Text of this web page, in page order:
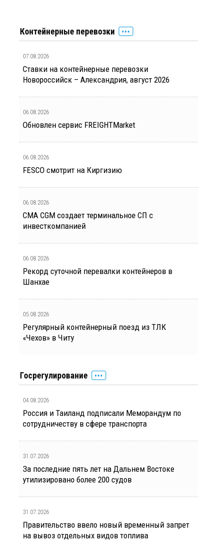
Контейнерные перевозки
07.08.2026
Ставки на контейнерные перевозки
Новороссийск – Александрия, август 2026
06.08.2026
Обновлен сервис FREIGHTMarket
06.08.2026
FESCO смотрит на Киргизию
06.08.2026
CMA CGM создает терминальное СП с
инвесткомпанией
06.08.2026
Рекорд суточной перевалки контейнеров в
Шанхае
05.08.2026
Регулярный контейнерный поезд из ТЛК
«Чехов» в Читу
Госрегулирование
04.08.2026
Россия и Таиланд подписали Меморандум по
сотрудничеству в сфере транспорта
31.07.2026
За последние пять лет на Дальнем Востоке
утилизировано более 200 судов
31.07.2026
Правительство ввело новый временный запрет
на вывоз отдельных видов топлива